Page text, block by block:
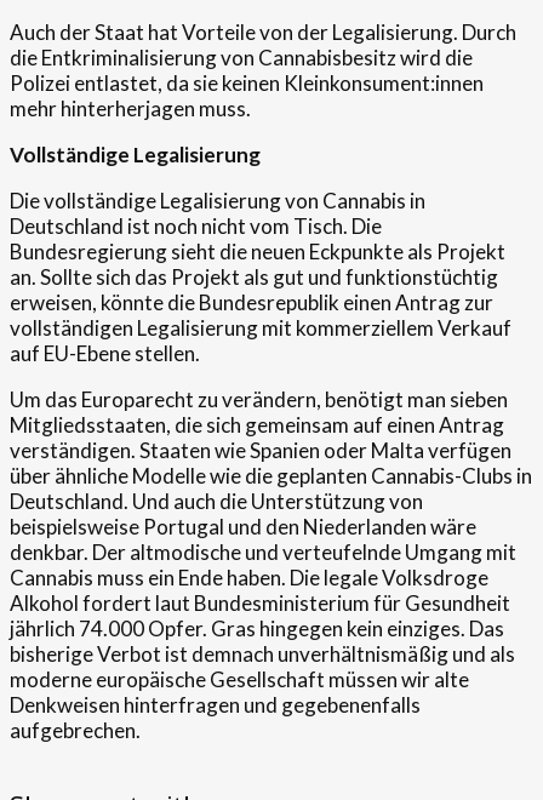
Auch der Staat hat Vorteile von der Legalisierung. Durch
die Entkriminalisierung von Cannabisbesitz wird die
Polizei entlastet, da sie keinen Kleinkonsument:innen
mehr hinterherjagen muss.
Vollständige Legalisierung
Die vollständige Legalisierung von Cannabis in
Deutschland ist noch nicht vom Tisch. Die
Bundesregierung sieht die neuen Eckpunkte als Projekt
an. Sollte sich das Projekt als gut und funktionstüchtig
erweisen, könnte die Bundesrepublik einen Antrag zur
vollständigen Legalisierung mit kommerziellem Verkauf
auf EU-Ebene stellen.
Um das Europarecht zu verändern, benötigt man sieben
Mitgliedsstaaten, die sich gemeinsam auf einen Antrag
verständigen. Staaten wie Spanien oder Malta verfügen
über ähnliche Modelle wie die geplanten Cannabis-Clubs in
Deutschland. Und auch die Unterstützung von
beispielsweise Portugal und den Niederlanden wäre
denkbar. Der altmodische und verteufelnde Umgang mit
Cannabis muss ein Ende haben. Die legale Volksdroge
Alkohol fordert laut Bundesministerium für Gesundheit
jährlich 74.000 Opfer. Gras hingegen kein einziges. Das
bisherige Verbot ist demnach unverhältnismäßig und als
moderne europäische Gesellschaft müssen wir alte
Denkweisen hinterfragen und gegebenenfalls
aufgebrechen.